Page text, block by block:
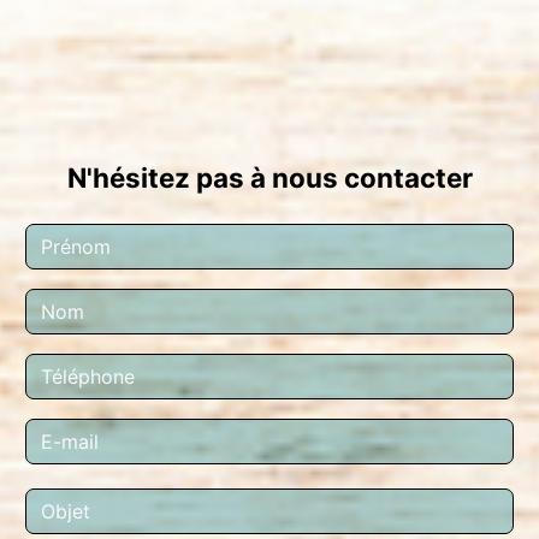
N'hésitez pas à nous contacter